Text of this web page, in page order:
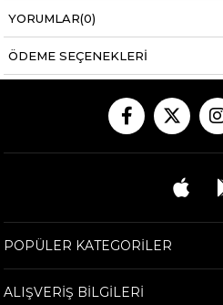
YORUMLAR(0)
ÖDEME SEÇENEKLERI
POPÜLER KATEGORİLER
ALIŞVERİŞ BİLGİLERİ